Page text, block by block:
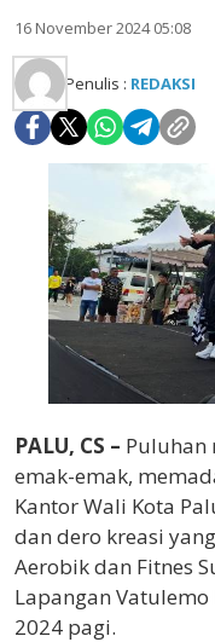
16 November 2024 05:08
Penulis : REDAKSI
PALU, CS – Puluhan
emak-emak,
Kantor Wali Kota
dan dero kreasi
Aerobik dan Fitnes
Lapangan
2024 pagi.